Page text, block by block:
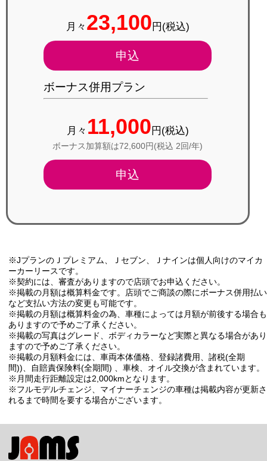
月々 23,100円(税込)
申込
ボーナス併用プラン
月々 11,000円(税込)
ボーナス加算額は72,600円(税込 2回/年)
申込
※JプランのＪプレミアム、Ｊセブン、Ｊナインは個人向けのマイカ
ーカーリースです。
※契約には、審査がありますので店頭でお申込ください。
※掲載の月額は概算料金です。店頭でご商談の際にボーナス併用払い
など支払い方法の変更も可能です。
※掲載の月額は概算料金の為、車種によっては月額が前後する場合も
ありますので予めご了承ください。
※掲載の写真はグレード、ボディカラーなど実際と異なる場合があり
ますので予めご了承ください。
※掲載の月額料金には、車両本体価格、登録諸費用、諸税(全期
間))、自賠責保険料(全期間) 、車検、オイル交換が含まれています。
※月間走行距離設定は2,000kmとなります。
※フルモデルチェンジ、マイナーチェンジの車種は掲載内容が更新さ
れるまで時間を要する場合がございます。